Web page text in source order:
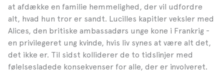
at afdække en familie hemmelighed, der vil udfordre
alt, hvad hun tror er sandt. Lucilles kapitler veksler med
Alices, den britiske ambassadørs unge kone i Frankrig -
en privilegeret ung kvinde, hvis liv synes at være alt det,
det ikke er. Til sidst kolliderer de to tidslinjer med
følelsesladede konsekvenser for alle, der er involveret.